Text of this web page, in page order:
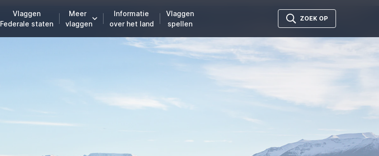
Vlaggen
Federale staten
Meer
vlaggen
Informatie
over het land
Vlaggen
spellen
ZOEK OP